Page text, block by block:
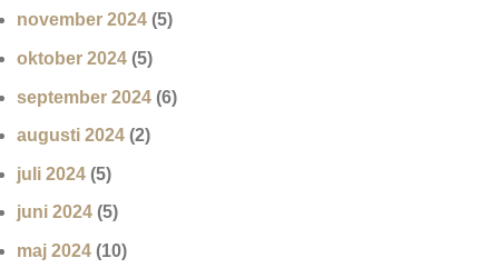
november 2024 (5)
oktober 2024 (5)
september 2024 (6)
augusti 2024 (2)
juli 2024 (5)
juni 2024 (5)
maj 2024 (10)